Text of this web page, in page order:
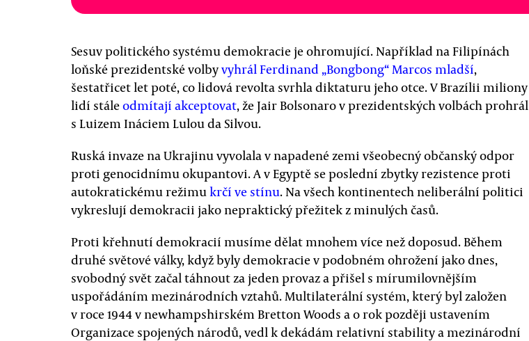
Sesuv politického systému demokracie je ohromující. Například na Filipínách
loňské prezidentské volbyvyhrál Ferdinand „Bongbong“ Marcos mladší,
šestatřicet let poté, co lidová revolta svrhla diktaturu jeho otce. V Brazílii miliony
lidí stáleodmítají akceptovat, že Jair Bolsonaro v prezidentských volbách prohrál
s Luizem Ináciem Lulou da Silvou.
Ruská invaze na Ukrajinu vyvolala v napadené zemi všeobecný občanský odpor
proti genocidnímu okupantovi. A v Egyptě se poslední zbytky rezistence proti
autokratickému režimukrčí ve stínu. Na všech kontinentech neliberální politici
vykreslují demokracii jako nepraktický přežitek z minulých časů.
Proti křehnutí demokracií musíme dělat mnohem více než doposud. Během
druhé světové války, když byly demokracie v podobném ohrožení jako dnes,
svobodný svět začal táhnout za jeden provaz a přišel s mírumilovnějším
uspořádáním mezinárodních vztahů. Multilaterální systém, který byl založen
v roce 1944 v newhampshirském Bretton Woods a o rok později ustavením
Organizace spojených národů, vedl k dekádám relativní stability a mezinárodní